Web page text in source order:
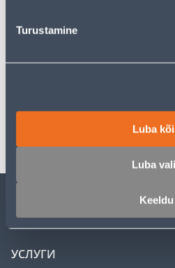
Turustamine
Luba
Luba
Keeldu
ОБСЛУЖИВАНИЕ ЧАСТНЫХ
УСЛУГИ